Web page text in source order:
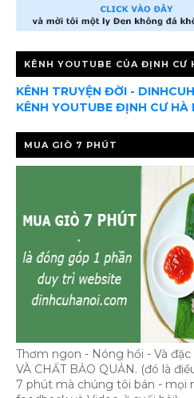
KÊNH YOUTUBE CỦA ĐỊNH CƯ
KÊNH TRUYỆN ĐỜI -
KÊNH YOUTUBE ĐỊNH CƯ HÀ
MUA GIÒ 7 PHÚT
Thơm ngon - Nóng hổi - Và
VÀ CHẤT BẢO QUẢN. (đó là
7 phút mà chúng tôi bán - mọi